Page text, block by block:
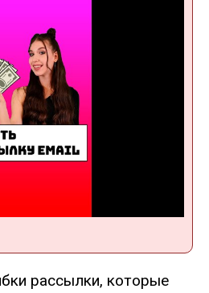
рассылки, которые